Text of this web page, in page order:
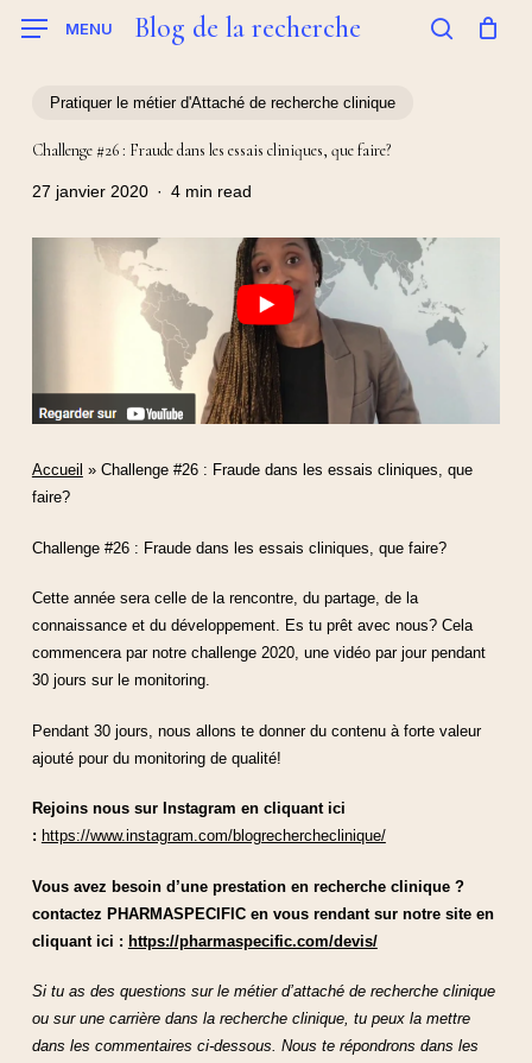
MENU Blog de la recherche
Pratiquer le métier d'Attaché de recherche clinique
Challenge #26 : Fraude dans les essais cliniques, que faire?
27 janvier 2020 4 min read
Accueil » Challenge #26 : Fraude dans les essais cliniques, que
faire?
Challenge #26 : Fraude dans les essais cliniques, que faire?
Cette année sera celle de la rencontre, du partage, de la
connaissance et du développement. Es tu prêt avec nous? Cela
commencera par notre challenge 2020, une vidéo par jour pendant
30 jours sur le monitoring.
Pendant 30 jours, nous allons te donner du contenu à forte valeur
ajouté pour du monitoring de qualité!
Rejoins nous sur Instagram en cliquant ici
: https://www.instagram.com/blogrechercheclinique/
Vous avez besoin d’une prestation en recherche clinique ?
contactez PHARMASPECIFIC en vous rendant sur notre site en
cliquant ici : https://pharmaspecific.com/devis/
Si tu as des questions sur le métier d’attaché de recherche clinique
ou sur une carrière dans la recherche clinique, tu peux la mettre
dans les commentaires ci-dessous. Nous te répondrons dans les